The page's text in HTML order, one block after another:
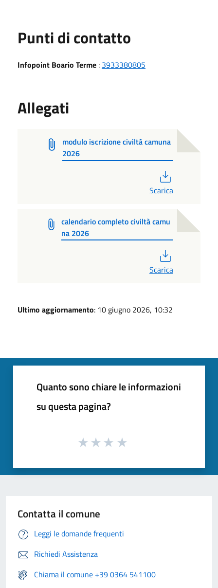
Punti di contatto
Infopoint Boario Terme : 3933380805
Allegati
modulo iscrizione civiltà camuna
2026
Scarica
calendario completo civiltà camu
na 2026
Scarica
Ultimo aggiornamento: 10 giugno 2026, 10:32
Quanto sono chiare le informazioni
su questa pagina?
Contatta il comune
Leggi le domande frequenti
Richiedi Assistenza
Chiama il comune +39 0364 541100